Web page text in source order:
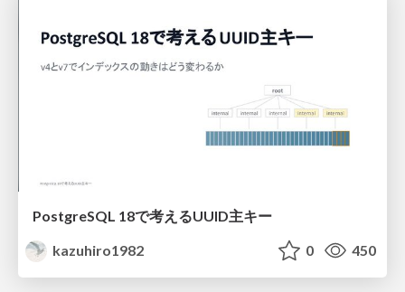
PostgreSQL 18で考えるUUID主キー
kazuhiro1982
0 450